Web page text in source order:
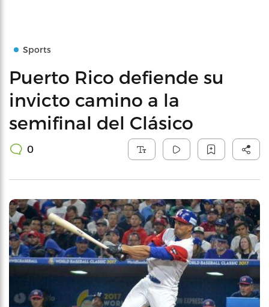
Sports
Puerto Rico defiende su
invicto camino a la
semifinal del Clásico
0